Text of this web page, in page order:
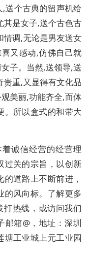
送个古典的留声机给
其是女子,送个古色古
情调,无论是男友送女
又感动,仿佛自己就
子。当然,送领导,送
重,又显得有文化品
美丽,功能齐全,而体
。所以盒式的和带大
诚信经营的经营理
过关的宗旨，以创新
道路上不断前进，
的风向标。了解更多
热线，或访问我们
邮箱@，地址：深圳
塘工业城上元工业园